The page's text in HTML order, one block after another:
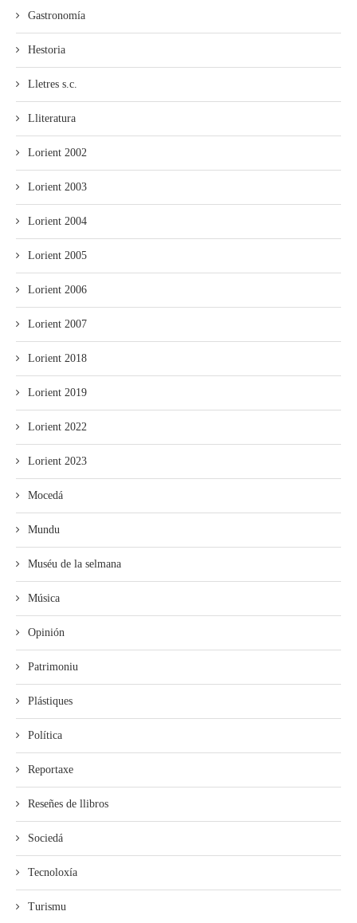
Gastronomía
Hestoria
Lletres s.c.
Lliteratura
Lorient 2002
Lorient 2003
Lorient 2004
Lorient 2005
Lorient 2006
Lorient 2007
Lorient 2018
Lorient 2019
Lorient 2022
Lorient 2023
Mocedá
Mundu
Muséu de la selmana
Música
Opinión
Patrimoniu
Plástiques
Política
Reportaxe
Reseñes de llibros
Sociedá
Tecnoloxía
Turismu